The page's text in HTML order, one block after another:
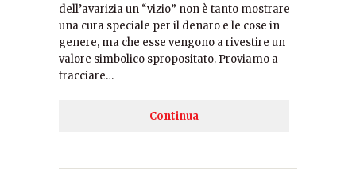
dell’avarizia un “vizio” non è tanto mostrare
una cura speciale per il denaro e le cose in
genere, ma che esse vengono a rivestire un
valore simbolico spropositato. Proviamo a
tracciare…
Continua